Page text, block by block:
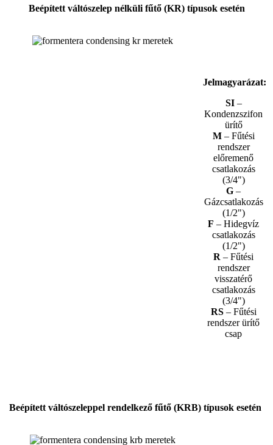
Beépített váltószelep nélküli fűtő (KR) típusok esetén
Jelmagyarázat:
SI–
Kondenzszifon
ürítő
M– Fűtési
rendszer
előremenő
csatlakozás
(3/4")
G –
Gázcsatlakozás
(1/2")
F – Hidegvíz
csatlakozás
(1/2")
R – Fűtési
rendszer
visszatérő
csatlakozás
(3/4")
RS– Fűtési
rendszer ürítő
csap
Beépített váltószeleppel rendelkező fűtő (KRB) típusok esetén